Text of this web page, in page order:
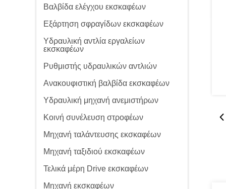
Βαλβίδα ελέγχου εκσκαφέων
Εξάρτηση σφραγίδων εκσκαφέων
Υδραυλική αντλία εργαλείων
εκσκαφέων
Ρυθμιστής υδραυλικών αντλιών
Ανακουφιστική βαλβίδα εκσκαφέων
Υδραυλική μηχανή ανεμιστήρων
Κοινή συνέλευση στροφέων
Μηχανή ταλάντευσης εκσκαφέων
Μηχανή ταξιδιού εκσκαφέων
Τελικά μέρη Drive εκσκαφέων
Μηχανή εκσκαφέων